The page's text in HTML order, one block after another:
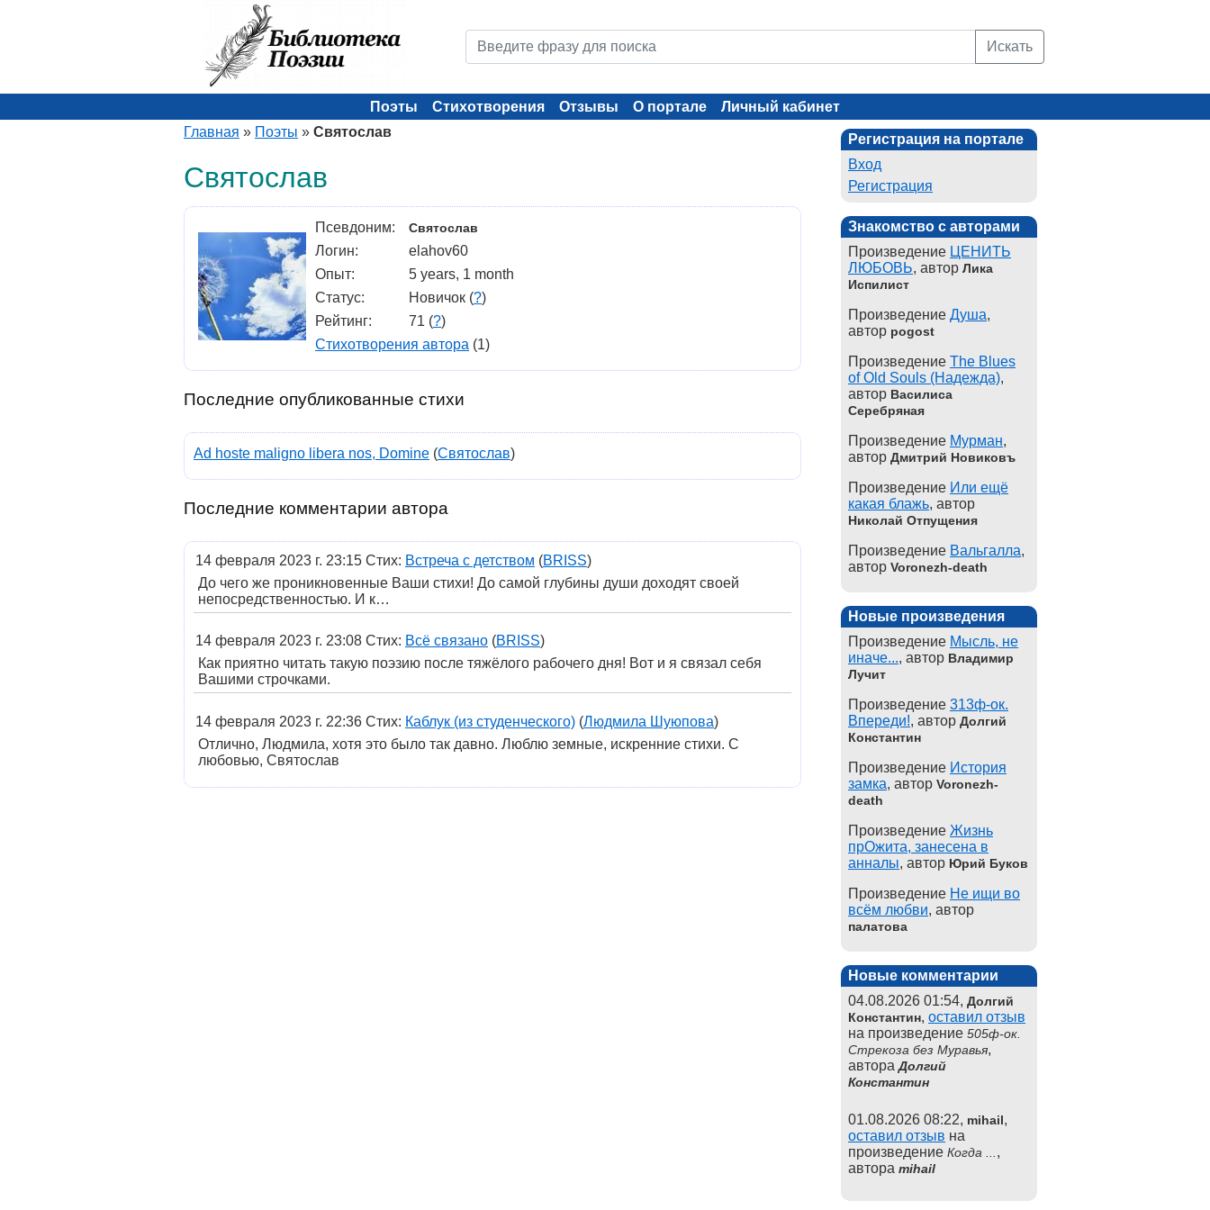
Искать
Поэты Стихотворения Отзывы О портале
Личный кабинет
Главная » Поэты » Святослав
Святослав
Псевдоним: Святослав
Логин:
elahov60
Опыт:
5 years, 1 month
Статус:
Новичок (?)
Рейтинг:
71 (?)
Стихотворения автора (1)
Последние опубликованные стихи
Ad hoste maligno libera nos, Domine (Святослав)
Последние комментарии автора
14 февраля 2023 г. 23:15 Стих: Встреча с детством (BRISS)
До чего же проникновенные Ваши стихи! До самой глубины души доходят своей
непосредственностью. И к…
14 февраля 2023 г. 23:08 Стих: Всё связано (BRISS)
Как приятно читать такую поэзию после тяжёлого рабочего дня! Вот и я связал себя
Вашими строчками.
14 февраля 2023 г. 22:36 Стих: Каблук (из студенческого) (Людмила Шуюпова)
Отлично, Людмила, хотя это было так давно. Люблю земные, искренние стихи. С
любовью, Святослав
Регистрация на портале
Вход
Регистрация
Знакомство с авторами
Произведение ЦЕНИТЬ
ЛЮБОВЬ, автор Лика
Испилист
Произведение Душа,
автор pogost
Произведение The Blues
of Old Souls (Надежда),
автор Василиса
Серебряная
Произведение Мурман,
автор Дмитрий Новиковъ
Произведение Или ещё
какая блажь, автор
Николай Отпущения
Произведение Вальгалла,
автор Voronezh-death
Новые произведения
Произведение Мысль, не
иначе..., автор Владимир
Лучит
Произведение 313ф-ок.
Впереди!, автор Долгий
Константин
Произведение История
замка, автор Voronezh-
death
Произведение Жизнь
прОжита, занесена в
анналы, автор Юрий Буков
Произведение Не ищи во
всём любви, автор
палатова
Новые комментарии
04.08.2026 01:54, Долгий
Константин, оставил отзыв
на произведение 505ф-ок.
Стрекоза без Муравья,
автораДолгий
Константин
01.08.2026 08:22, mihail,
оставил отзыв на
произведение Когда ... ,
автора mihail